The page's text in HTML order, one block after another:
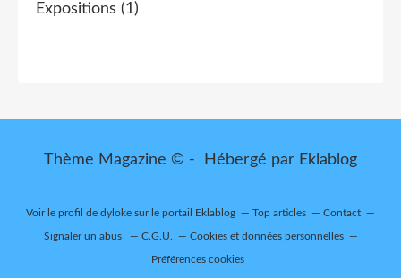
Expositions (1)
Thème Magazine © - Hébergé par Eklablog
Voir le profil de dyloke sur le portail Eklablog Top articles Contact
Signaler un abus C.G.U. Cookies et données personnelles
Préférences cookies